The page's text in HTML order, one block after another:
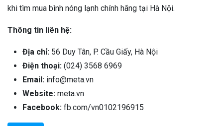
khi tìm mua bình nóng lạnh chính hãng tại Hà Nội.
Thông tin liên hệ:
Địa chỉ: 56 Duy Tân, P. Cầu Giấy, Hà Nội
Điện thoại: (024) 3568 6969
Email: info@meta.vn
Website: meta.vn
Facebook: fb.com/vn0102196915